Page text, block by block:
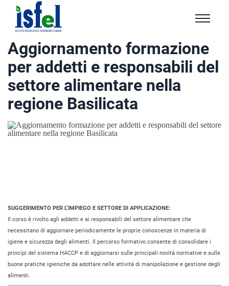
Isfel
Istituto
specialistico
formazione
lavoro
Aggiornamento formazione
per addetti e responsabili del
settore alimentare nella
regione Basilicata
SUGGERIMENTO PER L’IMPIEGO E SETTORE DI APPLICAZIONE:
Il corso è rivolto agli addetti e ai responsabili del settore alimentare che
necessitano di aggiornare periodicamente le proprie conoscenze in materia di
igiene e sicurezza degli alimenti. Il percorso formativo consente di consolidare i
principi del sistema HACCP e di aggiornarsi sulle principali novità normative e sulle
buone pratiche igieniche da adottare nelle attività di manipolazione e gestione degli
alimenti.